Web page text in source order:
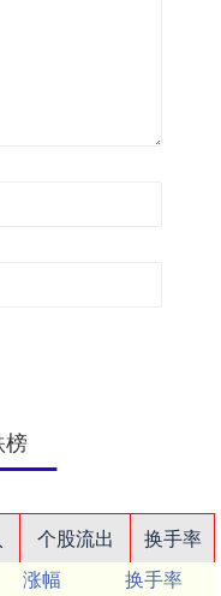
榜
个股流出
换手率
涨幅
换手率